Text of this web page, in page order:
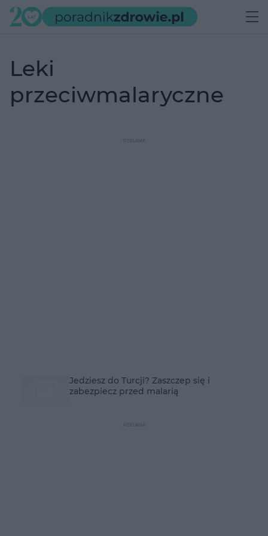
leki
przeciwmalaryczne
Jedziesz do Turcji? Zaszczep się i
zabezpiecz przed malarią